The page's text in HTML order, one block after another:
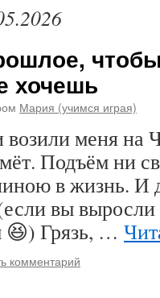
хочешь
Мария (учимся играя)
возили меня на
Подъём ни
в жизнь. И
вы выросли
😆) Грязь, …
комментарий